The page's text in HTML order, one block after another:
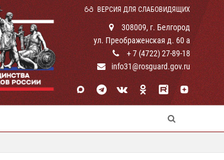
ВЕРСИЯ ДЛЯ СЛАБОВИДЯЩИХ
308009, г. Белгород
ул. Преображенская д. 60 а
+ 7 (4722) 27-89-18
info31@rosguard.gov.ru